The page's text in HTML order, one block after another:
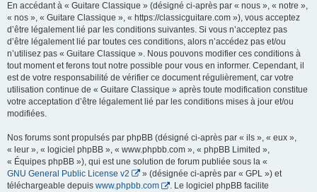
En accédant à « Guitare Classique » (désigné ci-après par « nous », « notre »,
« nos », « Guitare Classique », « https://classicguitare.com »), vous acceptez
d’être légalement lié par les conditions suivantes. Si vous n’acceptez pas
d’être légalement lié par toutes ces conditions, alors n’accédez pas et/ou
n’utilisez pas « Guitare Classique ». Nous pouvons modifier ces conditions à
tout moment et ferons tout notre possible pour vous en informer. Cependant, il
est de votre responsabilité de vérifier ce document régulièrement, car votre
utilisation continue de « Guitare Classique » après toute modification constitue
votre acceptation d’être légalement lié par les conditions mises à jour et/ou
modifiées.
Nos forums sont propulsés par phpBB (désigné ci-après par « ils », « eux »,
« leur », « logiciel phpBB », « www.phpbb.com », « phpBB Limited »,
« Équipes phpBB »), qui est une solution de forum publiée sous la «
GNU General Public License v2
» (désignée ci-après par « GPL ») et
téléchargeable depuis www.phpbb.com
. Le logiciel phpBB facilite